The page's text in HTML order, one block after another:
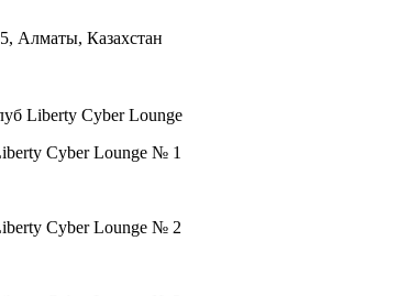
Алматы, Казахстан
Liberty Cyber Lounge